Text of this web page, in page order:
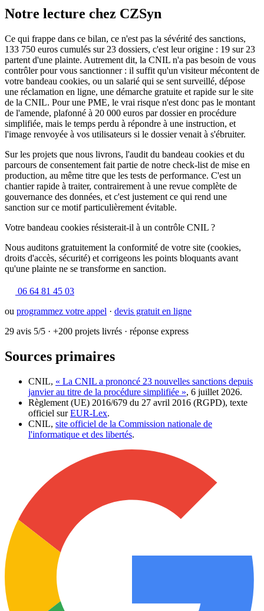
Notre lecture chez CZSyn
Ce qui frappe dans ce bilan, ce n'est pas la sévérité des sanctions,
133 750 euros cumulés sur 23 dossiers, c'est leur origine : 19 sur 23
partent d'une plainte. Autrement dit, la CNIL n'a pas besoin de vous
contrôler pour vous sanctionner : il suffit qu'un visiteur mécontent de
votre bandeau cookies, ou un salarié qui se sent surveillé, dépose
une réclamation en ligne, une démarche gratuite et rapide sur le site
de la CNIL. Pour une PME, le vrai risque n'est donc pas le montant
de l'amende, plafonné à 20 000 euros par dossier en procédure
simplifiée, mais le temps perdu à répondre à une instruction, et
l'image renvoyée à vos utilisateurs si le dossier venait à s'ébruiter.
Sur les projets que nous livrons, l'audit du bandeau cookies et du
parcours de consentement fait partie de notre check-list de mise en
production, au même titre que les tests de performance. C'est un
chantier rapide à traiter, contrairement à une revue complète de
gouvernance des données, et c'est justement ce qui rend une
sanction sur ce motif particulièrement évitable.
Votre bandeau cookies résisterait-il à un contrôle CNIL ?
Nous auditons gratuitement la conformité de votre site (cookies,
droits d'accès, sécurité) et corrigeons les points bloquants avant
qu'une plainte ne se transforme en sanction.
06 64 81 45 03
ou programmez votre appel · devis gratuit en ligne
29 avis 5/5 · +200 projets livrés · réponse express
Sources primaires
CNIL, « La CNIL a prononcé 23 nouvelles sanctions depuis
janvier au titre de la procédure simplifiée », 6 juillet 2026.
Règlement (UE) 2016/679 du 27 avril 2016 (RGPD), texte
officiel sur EUR-Lex.
CNIL, site officiel de la Commission nationale de
l'informatique et des libertés.